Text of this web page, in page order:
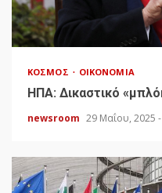
ΚΌΣΜΟΣ ΟΙΚΟΝΟΜΊΑ
HΠΑ: Δικαστικό
newsroom 29 Μαΐου, 2025